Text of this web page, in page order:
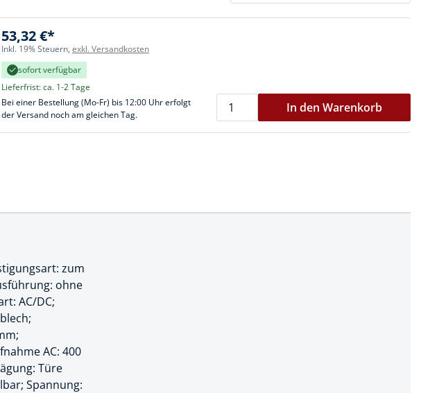
53,32 €*
Inkl. 19% Steuern, exkl. Versandkosten
sofort verfügbar
Lieferfrist: ca. 1-2 Tage
Bei einer Bestellung (Mo-Fr) bis 12:00 Uhr erfolgt
der Versand noch am gleichen Tag.
In den Warenkorb
zum
ohne
AC/DC;
AC: 400
Türe
Spannung: